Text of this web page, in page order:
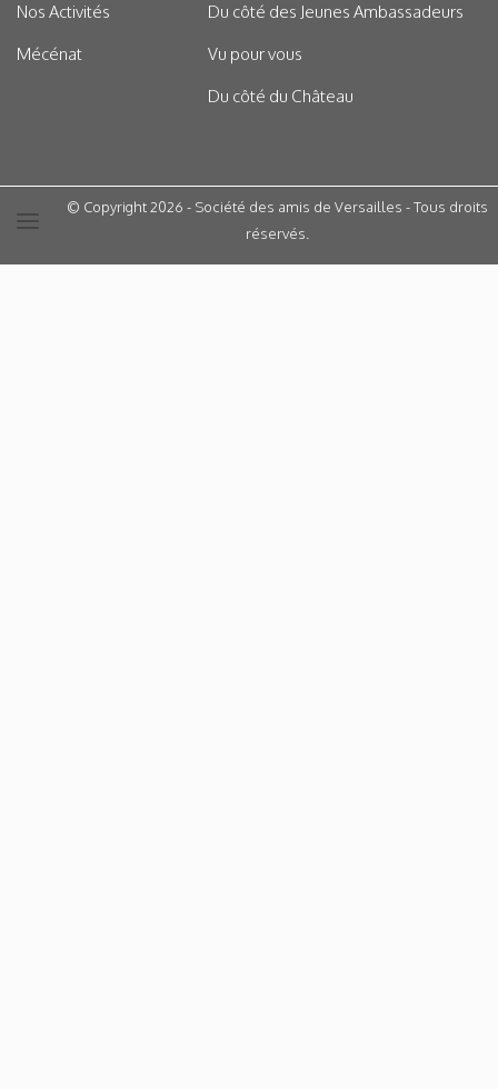
Nos Activités
Mécénat
Du côté des Jeunes Ambassadeurs
Vu pour vous
Du côté du Château
© Copyright 2026 - Société des amis de Versailles - Tous droits
réservés.